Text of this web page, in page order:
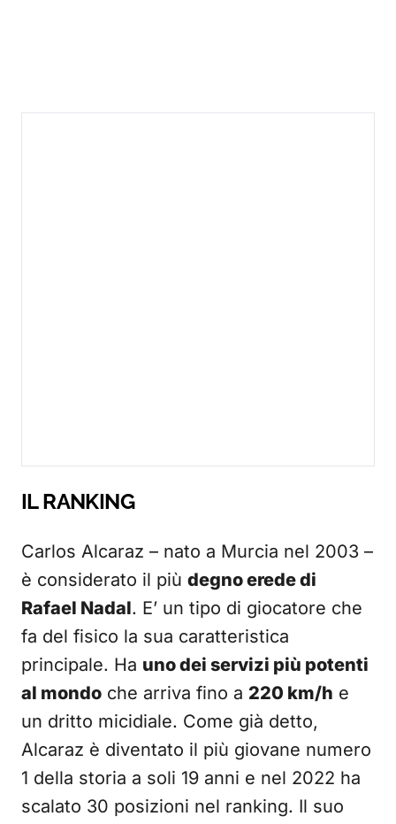
IL RANKING
Carlos Alcaraz – nato a Murcia nel 2003 –
è considerato il più degno erede di
Rafael Nadal. E’ un tipo di giocatore che
fa del fisico la sua caratteristica
principale. Ha uno dei servizi più potenti
al mondo che arriva fino a 220 km/h e
un dritto micidiale. Come già detto,
Alcaraz è diventato il più giovane numero
1 della storia a soli 19 anni e nel 2022 ha
scalato 30 posizioni nel ranking. Il suo